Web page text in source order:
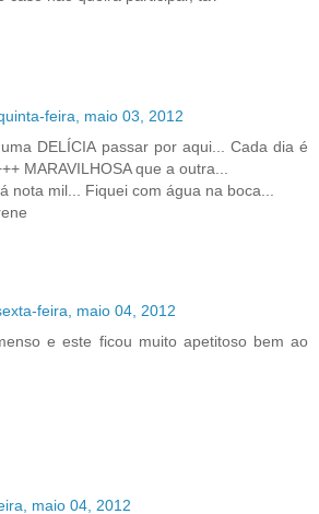
feira, maio 03, 2012
DELÍCIA passar por aqui... Cada dia é
MARAVILHOSA que a outra...
nota mil... Fiquei com água na boca...
feira, maio 04, 2012
e este ficou muito apetitoso bem ao
maio 04, 2012